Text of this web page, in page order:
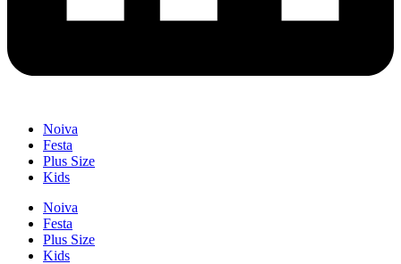
Noiva
Festa
Plus Size
Kids
Noiva
Festa
Plus Size
Kids